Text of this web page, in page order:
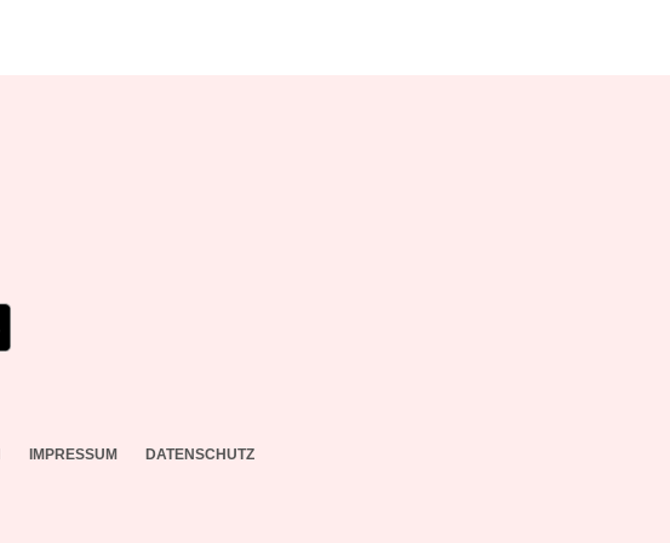
IMPRESSUM DATENSCHUTZ